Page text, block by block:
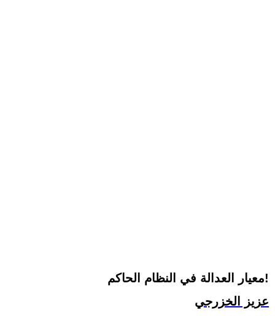
معيار العدالة في النظام الحاكم!
عزيز الخزرجي